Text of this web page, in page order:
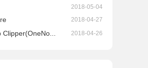
2018-05-04
2018-04-27
2018-04-26